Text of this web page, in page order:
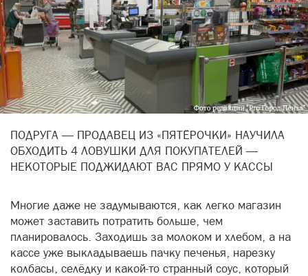
ПОДРУГА — ПРОДАВЕЦ ИЗ «ПЯТЁРОЧКИ» НАУЧИЛА
ОБХОДИТЬ 4 ЛОВУШКИ ДЛЯ ПОКУПАТЕЛЕЙ —
НЕКОТОРЫЕ ПОДЖИДАЮТ ВАС ПРЯМО У КАССЫ
Многие даже не задумываются, как легко магазин
может заставить потратить больше, чем
планировалось. Заходишь за молоком и хлебом, а на
кассе уже выкладываешь пачку печенья, нарезку
колбасы, селёдку и какой-то странный соус, который